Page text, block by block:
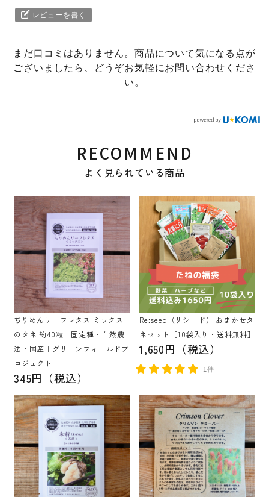
レビューを書く
まだ口コミはありません。商品について気になる点が
ございましたら、どうぞお気軽にお問い合わせくださ
い。
RECOMMEND
よく見られている商品
ちりめんリーフレタス ミックス
のタネ 約40粒｜固定種・自然農
法・国産｜グリーンフィールドプ
ロジェクト
345円（税込）
Re:seed（リシード） おまかせタ
ネセット［10袋入り・送料無料］
1,650円（税込）
1件